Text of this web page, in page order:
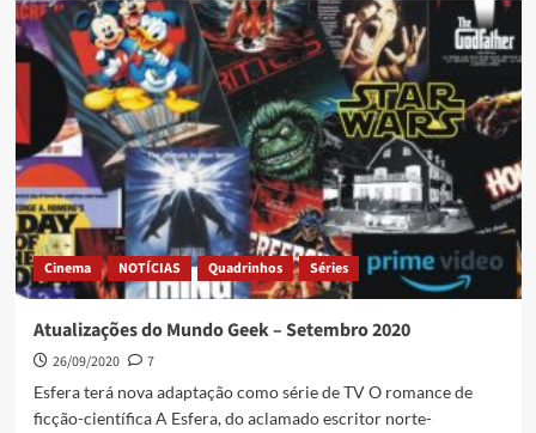
Cinema NOTÍCIAS Quadrinhos Séries
Atualizações do Mundo Geek – Setembro 2020
26/09/2020
7
Esfera terá nova adaptação como série de TV O romance de
ficção-científica A Esfera, do aclamado escritor norte-